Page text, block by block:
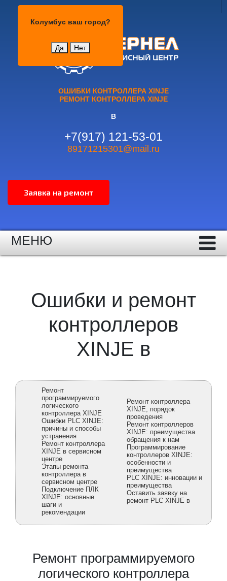
Колумбус ваш город?
Да Нет
ОШИБКИ КОНТРОЛЛЕРА XINJE
РЕМОНТ КОНТРОЛЛЕРА XINJE
В
+7(917) 121-53-01
89171215301@mail.ru
МЕНЮ
Ошибки и ремонт
контроллеров
XINJE в
Ремонт
программируемого
логического
контроллера XINJE
Ошибки PLC XINJE:
причины и способы
устранения
Ремонт контроллера
XINJE в сервисном
центре
Этапы ремонта
контроллера в
сервисном центре
Подключение ПЛК
XINJE: основные
шаги и
рекомендации
Ремонт контроллера
XINJE, порядок
проведения
Ремонт контроллеров
XINJE: преимущества
обращения к нам
Программирование
контроллеров XINJE:
особенности и
преимущества
PLC XINJE: инновации и
преимущества
Оставить заявку на
ремонт PLC XINJE в
Ремонт программируемого
логического контроллера